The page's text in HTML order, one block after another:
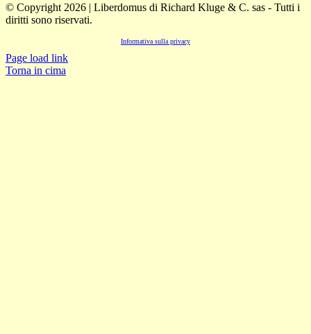
© Copyright 2026 | Liberdomus di Richard Kluge & C. sas - Tutti i
diritti sono riservati.
Informativa sulla privacy
Page load link
Torna in cima